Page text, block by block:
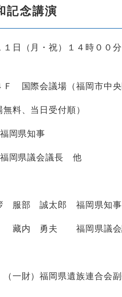
記念講演
日（月・祝）１４時００
国際会議場（福岡市中央
、当日受付順）
岡県知事
議会議長 他
誠太郎 福岡県知事
勇夫 福岡県議会
岡県遺族連合会副会